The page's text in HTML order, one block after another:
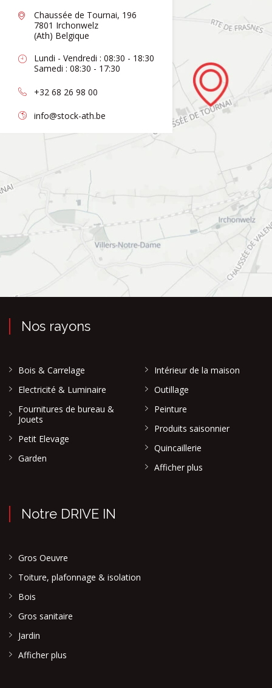
Chaussée de Tournai, 196
7801 Irchonwelz
(Ath) Belgique
Lundi - Vendredi : 08:30 - 18:30
Samedi : 08:30 - 17:30
+32 68 26 98 00
info@stock-ath.be
Nos rayons
Bois & Carrelage
Electricité & Luminaire
Fournitures de bureau &
Jouets
Petit Elevage
Garden
Intérieur de la maison
Outillage
Peinture
Produits saisonnier
Quincaillerie
Afficher plus
Notre DRIVE IN
Gros Oeuvre
Toiture, plafonnage & isolation
Bois
Gros sanitaire
Jardin
Afficher plus